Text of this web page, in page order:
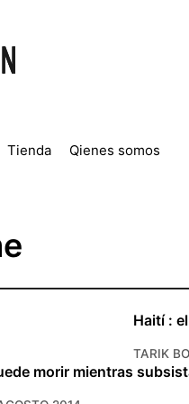
Tienda Qienes somos
Haití :
TARIK
morir mientras